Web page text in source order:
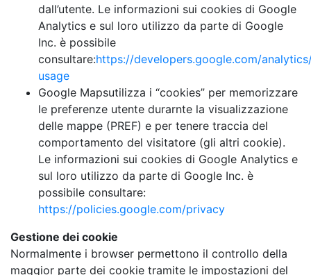
dall’utente. Le informazioni sui cookies di Google
Analytics e sul loro utilizzo da parte di Google
Inc. è possibile
consultare:https://developers.google.com/
usage
Google Mapsutilizza i “cookies” per memorizzare
le preferenze utente durarnte la visualizzazione
delle mappe (PREF) e per tenere traccia del
comportamento del visitatore (gli altri cookie).
Le informazioni sui cookies di Google Analytics e
sul loro utilizzo da parte di Google Inc. è
possibile consultare:
https://policies.google.com/privacy
Gestione dei cookie
Normalmente i browser permettono il controllo della
maggior parte dei cookie tramite le impostazioni del